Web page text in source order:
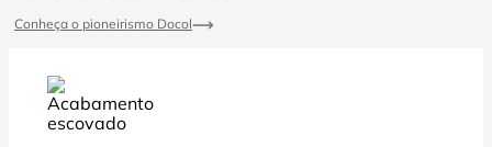
Conheça o pioneirismo Docol